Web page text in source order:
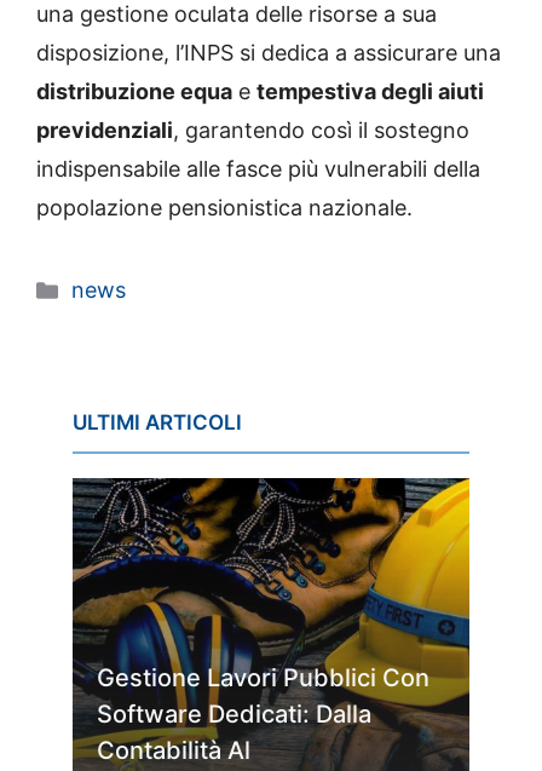
una gestione oculata delle risorse a sua
disposizione, l’INPS si dedica a assicurare una
distribuzione equa e tempestiva degli aiuti
previdenziali, garantendo così il sostegno
indispensabile alle fasce più vulnerabili della
popolazione pensionistica nazionale.
Categorie
news
ULTIMI ARTICOLI
Gestione Lavori Pubblici Con
Software Dedicati: Dalla
Contabilità Al